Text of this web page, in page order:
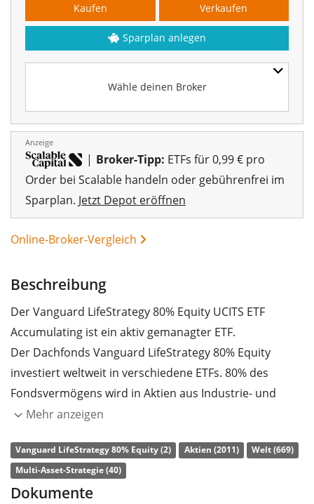
Wähle deinen Broker
Kaufen Verkaufen
Sparplan anlegen
Anzeige
| Broker-Tipp: ETFs für 0,99 € pro
Order bei Scalable handeln oder gebührenfrei im
Sparplan. Jetzt Depot eröffnen
Online-Broker-Vergleich
Beschreibung
Der Vanguard LifeStrategy 80% Equity UCITS ETF
Accumulating ist ein aktiv gemanagter ETF.
Der Dachfonds Vanguard LifeStrategy 80% Equity
investiert weltweit in verschiedene ETFs. 80% des
Fondsvermögens wird in Aktien aus Industrie- und
Schwellenländern investiert, die restlichen 20% in
Schwellenländern, die in Euro emittiert wurden oder
eine entsprechende Währungsabsicherung aufweisen.
Mehr anzeigen
Vanguard LifeStrategy 80% Equity (2) Aktien (2011)
Welt (669)
Multi-Asset-Strategie (40)
Dokumente